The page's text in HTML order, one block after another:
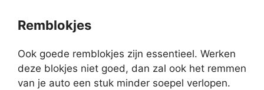
Remblokjes
Ook goede remblokjes zijn essentieel. Werken
deze blokjes niet goed, dan zal ook het remmen
van je auto een stuk minder soepel verlopen.